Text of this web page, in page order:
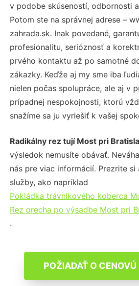
v podobe skúseností, odbornosti
Potom ste na správnej adrese –
zahrada.sk. Inak povedané,
profesionalitu, serióznosť a
prvého kontaktu až po samotné
zákazky. Keďže aj my sme iba
nielen počas spolupráce, ale aj v
prípadnej nespokojnosti, ktorú
snažíme sa ju vyriešiť k vašej
Radikálny rez tují Most pri
výsledok nemusíte obávať.
nás pre viac informácií. Prezrite si
služby, ako napríklad
Pokládka trávnikového koberca
Rez orecha po výsadbe Most pri
.
POŽIADAŤ O CENOVÚ